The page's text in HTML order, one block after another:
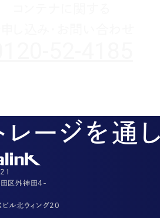
レージを通
区外神田4-
ル北ウィング20